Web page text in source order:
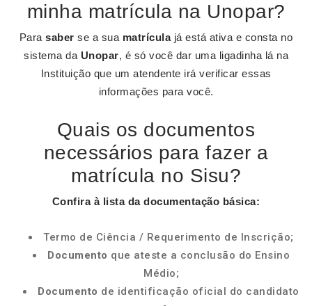
minha matrícula na Unopar?
Parasaber se a sua matrículajá está ativa e consta no
sistema da Unopar, é só você dar uma ligadinha lá na
Instituição que um atendente irá verificar essas
informações para você.
Quais os documentos
necessários para fazer a
matrícula no Sisu?
Confira à lista da documentação básica:
Termo de Ciência / Requerimento de Inscrição;
Documento que ateste a conclusão do Ensino
Médio;
Documento de identificação oficial do candidato